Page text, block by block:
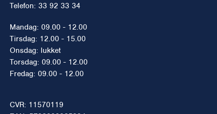
Telefon: 33 92 33 34
Mandag: 09.00 - 12.00
Tirsdag: 12.00 - 15.00
Onsdag: lukket
Torsdag: 09.00 - 12.00
Fredag: 09.00 - 12.00
CVR: 11570119